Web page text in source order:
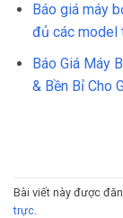
Báo giá máy
đủ các model
Báo Giá Máy
& Bền Bỉ Cho
Bài viết này được
trực